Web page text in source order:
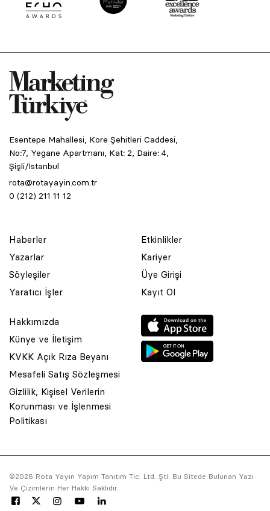
Esentepe Mahallesi, Kore Şehitleri Caddesi,
No:7, Yegane Apartmanı, Kat: 2, Daire: 4,
Şişli/İstanbul
rota@rotayayin.com.tr
0 (212) 211 11 12
Haberler
Yazarlar
Söyleşiler
Yaratıcı İşler
Etkinlikler
Kariyer
Üye Girişi
Kayıt Ol
Hakkımızda
Künye ve İletişim
KVKK Açık Rıza Beyanı
Mesafeli Satış Sözleşmesi
Gizlilik, Kişisel Verilerin
Korunması ve İşlenmesi
Politikası
©2026 Rota Yayın Yapım Tanıtım Tic. Ltd. Şti. Bu Sitede Bulunan Yazı
Ve Çizimlerin Her Hakkı Saklıdır.
© 2001 Rota Yayın Yapım Tanıtım Tic. Ltd. Şti. Bu Sitede Bulunan
Asquared WordPress Agencytarafından tasarlanmış ve